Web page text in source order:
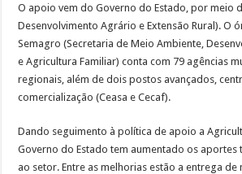
O apoio vem do Governo do Estado, por meio
Desenvolvimento Agrário e Extensão Rural). O
Semagro (Secretaria de Meio Ambiente,
e Agricultura Familiar) conta com 79 agências
regionais, além de dois postos avançados,
comercialização (Ceasa e Cecaf).
Dando seguimento à política de apoio a
Governo do Estado tem aumentado os aportes
ao setor. Entre as melhorias estão a entrega